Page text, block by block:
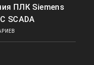
ПЛК Siemens
SCADA